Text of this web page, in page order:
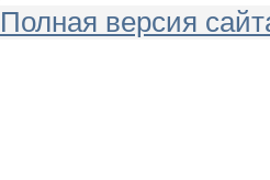
Полная версия